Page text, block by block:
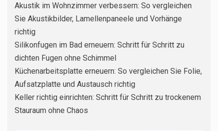
Akustik im Wohnzimmer verbessern: So vergleichen
Sie Akustikbilder, Lamellenpaneele und Vorhänge
richtig
Silikonfugen im Bad erneuern: Schritt für Schritt zu
dichten Fugen ohne Schimmel
Küchenarbeitsplatte erneuern: So vergleichen Sie Folie,
Aufsatzplatte und Austausch richtig
Keller richtig einrichten: Schritt für Schritt zu trockenem
Stauraum ohne Chaos